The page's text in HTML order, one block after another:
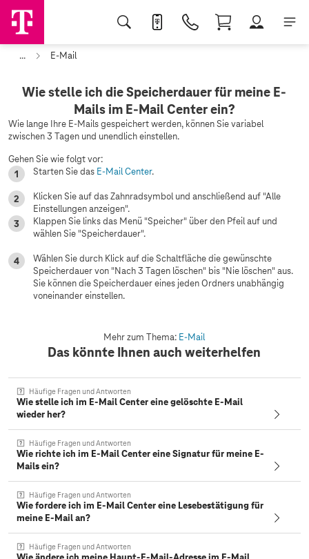
... E-Mail
Wie stelle ich die Speicherdauer für meine E-
Mails im E-Mail Center ein?
Wie lange Ihre E-Mails gespeichert werden, können Sie variabel
zwischen 3 Tagen und unendlich einstellen.
Gehen Sie wie folgt vor:
Starten Sie das E-Mail Center.
Klicken Sie auf das Zahnradsymbol und anschließend auf "Alle
Einstellungen anzeigen".
Klappen Sie links das Menü "Speicher" über den Pfeil auf und
wählen Sie "Speicherdauer".
Wählen Sie durch Klick auf die Schaltfläche die gewünschte
Speicherdauer von "Nach 3 Tagen löschen" bis "Nie löschen" aus.
Sie können die Speicherdauer eines jeden Ordners unabhängig
voneinander einstellen.
Mehr zum Thema: E-Mail
Das könnte Ihnen auch weiterhelfen
Häufige Fragen und Antworten
Wie stelle ich im E-Mail Center eine gelöschte E-Mail
wieder her?
Häufige Fragen und Antworten
Wie richte ich im E-Mail Center eine Signatur für meine E-
Mails ein?
Häufige Fragen und Antworten
Wie fordere ich im E-Mail Center eine Lesebestätigung für
meine E-Mail an?
Häufige Fragen und Antworten